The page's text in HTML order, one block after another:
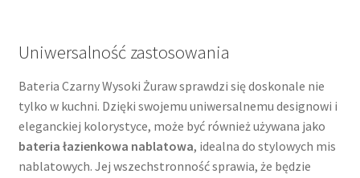
Uniwersalność zastosowania
Bateria Czarny Wysoki Żuraw sprawdzi się doskonale nie
tylko w kuchni. Dzięki swojemu uniwersalnemu designowi i
eleganckiej kolorystyce, może być również używana jako
bateria łazienkowa nablatowa, idealna do stylowych mis
nablatowych. Jej wszechstronność sprawia, że będzie